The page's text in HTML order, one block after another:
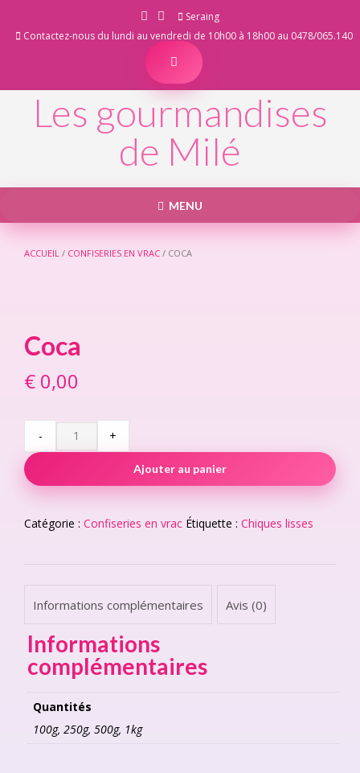
content
Seraing
Contactez-nous du lundi au vendredi de 10h00 à 18h00 au 0478/065.140
Les gourmandises
de Milé
MENU
ACCUEIL / CONFISERIES EN VRAC / COCA
Coca
€ 0,00
- +
Ajouter au panier
Catégorie : Confiseries en vrac Étiquette : Chiques lisses
Informations complémentaires Avis (0)
Informations
complémentaires
Quantités
100g, 250g, 500g, 1kg